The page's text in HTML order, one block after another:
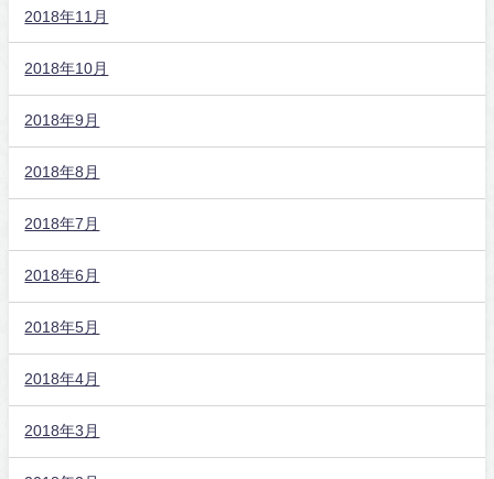
2018年11月
2018年10月
2018年9月
2018年8月
2018年7月
2018年6月
2018年5月
2018年4月
2018年3月